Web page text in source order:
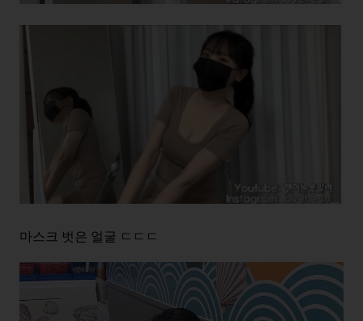
마스크 벗은 얼굴 ㄷㄷㄷ